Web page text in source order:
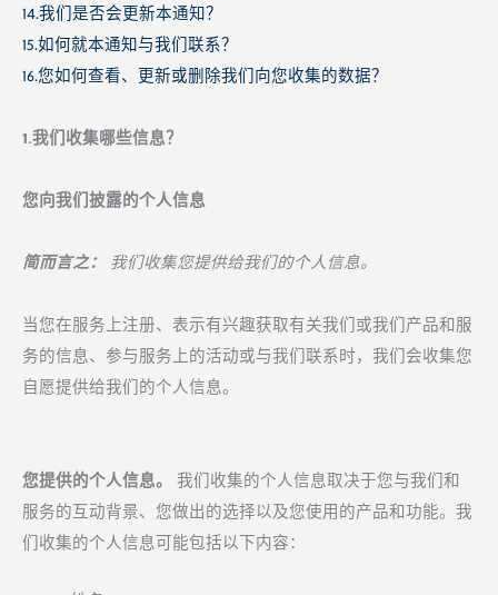
14.我们是否会更新本通知？
15.如何就本通知与我们联系？
16.您如何查看、更新或删除我们向您收集的数据？
1.我们收集哪些信息？
您向我们披露的个人信息
简而言之： 我们收集您提供给我们的个人信息。
当您在服务上注册、表示有兴趣获取有关我们或我们产品和服
务的信息、参与服务上的活动或与我们联系时，我们会收集您
自愿提供给我们的个人信息。
您提供的个人信息。
我们收集的个人信息取决于您与我们和
服务的互动背景、您做出的选择以及您使用的产品和功能。我
们收集的个人信息可能包括以下内容：